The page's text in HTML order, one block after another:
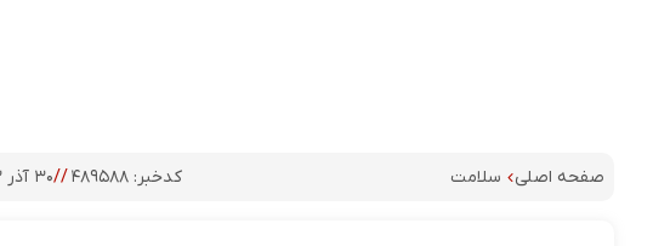
صفحه اصلی سلامت کدخبر: ۴۸۹۵۸۸ //۳۰ آذر ۱۴۰۳